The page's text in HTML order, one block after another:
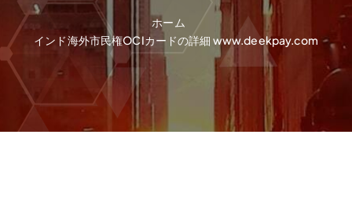
ホーム
インド海外市民権OCIカードの詳細 www.deekpay.com